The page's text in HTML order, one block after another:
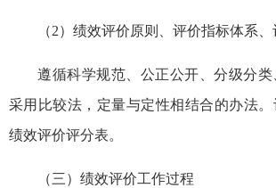
（2）绩效评价原则、评价指标体系
遵循科学规范、公正公开、分级分类
采用比较法，定量与定性相结合的办法
绩效评价评分表。
（三）绩效评价工作过程